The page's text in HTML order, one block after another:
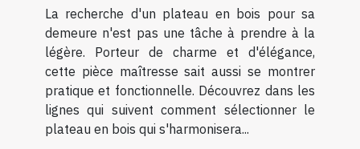
La recherche d'un plateau en bois pour sa
demeure n'est pas une tâche à prendre à la
légère. Porteur de charme et d'élégance,
cette pièce maîtresse sait aussi se montrer
pratique et fonctionnelle. Découvrez dans les
lignes qui suivent comment sélectionner le
plateau en bois qui s'harmonisera...